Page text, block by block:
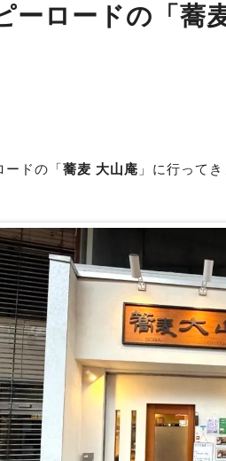
ーロードの「蕎
ードの「蕎麦 大山庵 」に行ってき